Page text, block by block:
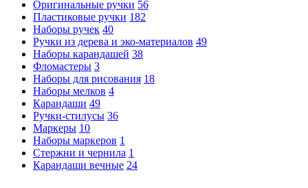
Оригинальные ручки 56
Пластиковые ручки 182
Наборы ручек 40
Ручки из дерева и эко-материалов 49
Наборы карандашей 38
Фломастеры 3
Наборы для рисования 18
Наборы мелков 4
Карандаши 49
Ручки-стилусы 36
Маркеры 10
Наборы маркеров 1
Стержни и чернила 1
Карандаши вечные 24